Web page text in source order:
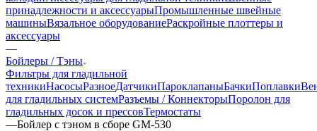
принадлежности и аксессуарыПромышленные швейные
машиныВязальное оборудованиеРаскройные плоттеры и
аксессуары
—
Бойлеры / Тэны
Фильтры для гладильной
техникиНасосыРазноеДатчикиПароклапаныБачкиПоплавки
для гладильных системРазъемы / КоннекторыПоролон для
гладильных досок и прессовТермостаты
—Бойлер с тэном в сборе GM-530